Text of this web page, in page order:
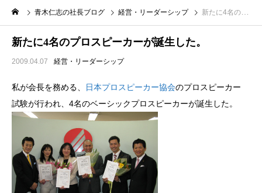
青木仁志の社長ブログ 経営・リーダーシップ 新たに4名のプロスピーカーが誕生した。
新たに4名のプロスピーカーが誕生した。
2009.04.07 経営・リーダーシップ
私が会長を務める、 日本プロスピーカー協会のプロスピーカー
試験が行われ、4名のベーシックプロスピーカーが誕生した。